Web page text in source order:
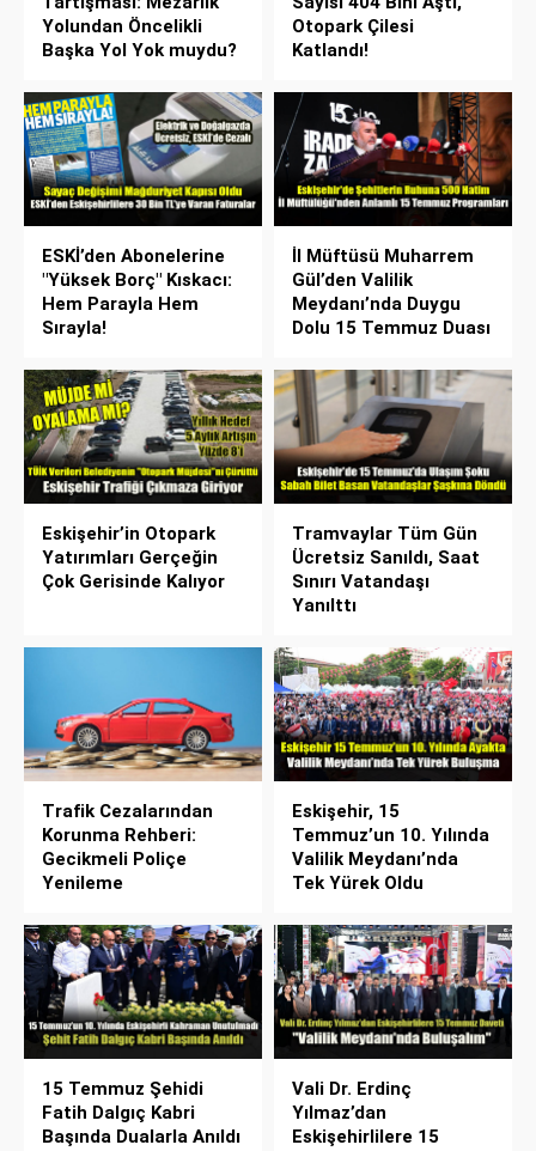
Yolundan Öncelikli
Başka Yol Yok muydu?
Otopark Çilesi
Katlandı!
ESKİ’den Abonelerine
"Yüksek Borç" Kıskacı:
Hem Parayla Hem
Sırayla!
İl Müftüsü Muharrem
Gül’den Valilik
Meydanı’nda Duygu
Dolu 15 Temmuz Duası
Eskişehir’in Otopark
Yatırımları Gerçeğin
Çok Gerisinde Kalıyor
Tramvaylar Tüm Gün
Ücretsiz Sanıldı, Saat
Sınırı Vatandaşı
Yanılttı
Trafik Cezalarından
Korunma Rehberi:
Gecikmeli Poliçe
Yenileme
Eskişehir, 15
Temmuz’un 10. Yılında
Valilik Meydanı’nda
Tek Yürek Oldu
15 Temmuz Şehidi
Fatih Dalgıç Kabri
Başında Dualarla Anıldı
Vali Dr. Erdinç
Yılmaz’dan
Eskişehirlilere 15